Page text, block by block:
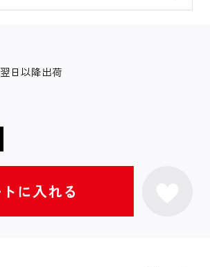
翌日以降出荷